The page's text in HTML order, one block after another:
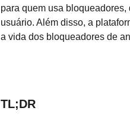
para quem usa
usuário. Além disso, a
a vida dos bloqueadores de
TL;DR